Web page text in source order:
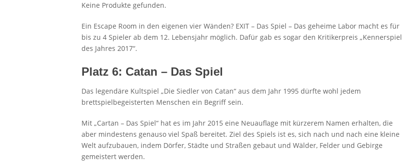
Keine Produkte gefunden.
Ein Escape Room in den eigenen vier Wänden? EXIT – Das Spiel – Das geheime Labor macht es für
bis zu 4 Spieler ab dem 12. Lebensjahr möglich. Dafür gab es sogar den Kritikerpreis „Kennerspiel
des Jahres 2017“.
Platz 6: Catan – Das Spiel
Das legendäre Kultspiel „Die Siedler von Catan“ aus dem Jahr 1995 dürfte wohl jedem
brettspielbegeisterten Menschen ein Begriff sein.
Mit „Cartan – Das Spiel“ hat es im Jahr 2015 eine Neuauflage mit kürzerem Namen erhalten, die
aber mindestens genauso viel Spaß bereitet. Ziel des Spiels ist es, sich nach und nach eine kleine
Welt aufzubauen, indem Dörfer, Städte und Straßen gebaut und Wälder, Felder und Gebirge
gemeistert werden.